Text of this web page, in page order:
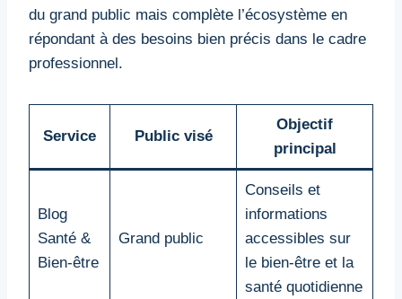
du grand public mais complète l’écosystème en
répondant à des besoins bien précis dans le cadre
professionnel.
Service Public visé
Objectif
principal
Blog
Santé &
Bien-être
Grand public
Conseils et
informations
accessibles sur
le bien-être et la
santé quotidienne